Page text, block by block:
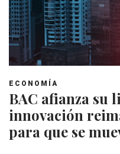
ECONOMÍA
BAC afianza su
innovación
para que se